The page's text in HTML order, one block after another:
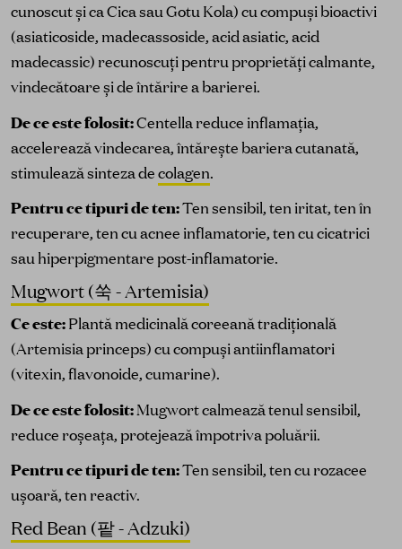
cunoscut și ca Cica sau Gotu Kola) cu compuși bioactivi
(asiaticoside, madecassoside, acid asiatic, acid
madecassic) recunoscuți pentru proprietăți calmante,
vindecătoare și de întărire a barierei.
De ce este folosit:Centella reduce inflamația,
accelerează vindecarea, întărește bariera cutanată,
stimulează sinteza decolagen.
Pentru ce tipuri de ten:Ten sensibil, ten iritat, ten în
recuperare, ten cu acnee inflamatorie, ten cu cicatrici
sau hiperpigmentare post-inflamatorie.
Mugwort (쑥 - Artemisia)
Ce este:Plantă medicinală coreeană tradițională
(Artemisia princeps) cu compuși antiinflamatori
(vitexin, flavonoide, cumarine).
De ce este folosit:Mugwort calmează tenul sensibil,
reduce roșeața, protejează împotriva poluării.
Pentru ce tipuri de ten:Ten sensibil, ten cu rozacee
ușoară, ten reactiv.
Red Bean (팥 - Adzuki)